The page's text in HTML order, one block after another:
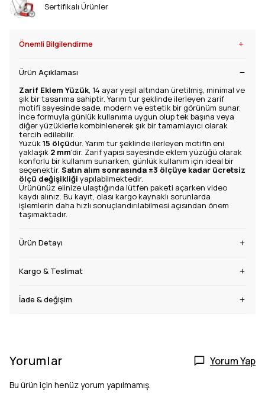
Sertifikalı Ürünler
Önemli Bilgilendirme +
Ürün Açıklaması
Zarif Eklem Yüzük, 14 ayar yeşil altından üretilmiş, minimal ve
şık bir tasarıma sahiptir. Yarım tur şeklinde ilerleyen zarif
motifi sayesinde sade, modern ve estetik bir görünüm sunar.
İnce formuyla günlük kullanıma uygun olup tek başına veya
diğer yüzüklerle kombinlenerek şık bir tamamlayıcı olarak
tercih edilebilir.
Yüzük15 ölçüdür. Yarım tur şeklinde ilerleyen motifin eni
yaklaşık 2 mm'dir. Zarif yapısı sayesinde eklem yüzüğü olarak
konforlu bir kullanım sunarken, günlük kullanım için ideal bir
seçenektir. Satın alım sonrasında ±3 ölçüye kadar ücretsiz
ölçü değişikliği yapılabilmektedir.
Ürününüz elinize ulaştığında lütfen paketi açarken video
kaydı alınız. Bu kayıt, olası kargo kaynaklı sorunlarda
işlemlerin daha hızlı sonuçlandırılabilmesi açısından önem
taşımaktadır.
Ürün Detayı
Kargo & Teslimat
İade & değişim
Yorumlar Yorum Yap
Bu ürün için henüz yorum yapılmamış.